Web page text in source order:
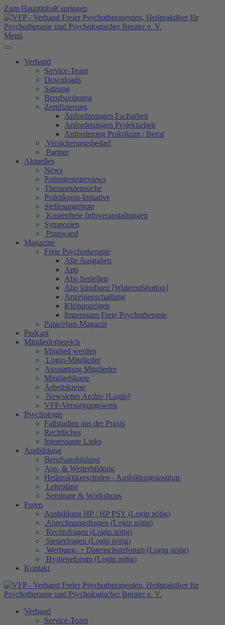
Zum Hauptinhalt springen
Menü
Verband
Service-Team
Downloads
Satzung
Berufsordnung
Zertifizierung
Anforderungen Facharbeit
Anforderungen Projektarbeit
Anforderung Praktikum / Beruf
Versicherungsbedarf
Partner
Aktuelles
News
Patienteninterviews
Therapeutensuche
Praktikums-Initiative
Stellenangebote
Kostenfreie Infoveranstaltungen
Symposien
Pinnwand
Magazine
Freie Psychotherapie
Alle Ausgaben
App
Abo bestellen
Abo kündigen [Widerrufsbutton]
Anzeigenschaltung
Kleinanzeigen
Impressum Freie Psychotherapie
Paracelsus Magazin
Podcast
Mitgliederbereich
Mitglied werden
Login-Mitglieder
Ausstattung Mitglieder
Mitgliedskarte
Arbeitskreise
Newsletter Archiv [Login]
VFP-Versorgungswerk
Psychologie
Fallstudien aus der Praxis
Rechtliches
Interessante Links
Ausbildung
Berufsausbildung
Aus- & Weiterbildung
Heilpraktikerschulen - Ausbildungsinstitute
Lehrpläne
Seminare & Workshops
Foren
Ausbildung HP / HP PSY (Login nötig)
Abrechnungsfragen (Login nötig)
Rechtsfragen (Login nötig)
Steuerfragen (Login nötig)
Werbung- + Datenschutzforum (Login nötig)
Hygieneforum (Login nötig)
Kontakt
Verband
Service-Team